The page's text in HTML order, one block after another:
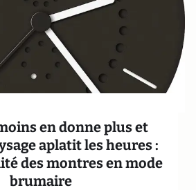
en donne plus et
aplatit les heures :
des montres en mode
brumaire